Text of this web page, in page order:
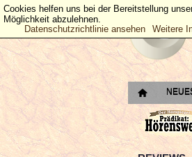
Cookies helfen uns bei der Bereitstellung
Möglichkeit abzulehnen.
Datenschutzrichtlinie ansehen
Weitere